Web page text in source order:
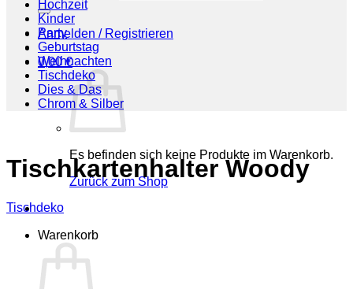
Anmelden / Registrieren
0,00€
Es befinden sich keine Produkte im Warenkorb.
Zurück zum Shop
Warenkorb
Hochzeit
Kinder
Party
Geburtstag
Weihnachten
Tischdeko
Dies & Das
Chrom & Silber
Tischkartenhalter Woody
Tischdeko